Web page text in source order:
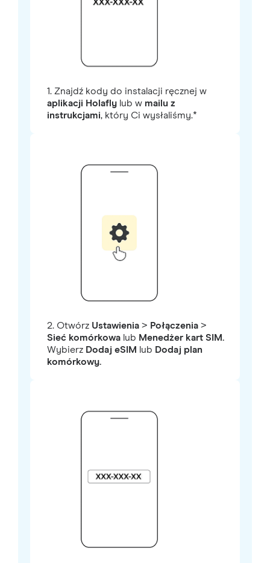
1. Znajdź kody do instalacji ręcznej w
aplikacji Holaflylub w mailu z
instrukcjami, który Ci wysłaliśmy.*
2. Otwórz Ustawienia> Połączenia>
Sieć komórkowalub Menedżer kart SIM.
Wybierz Dodaj eSIM lub Dodaj plan
komórkowy.